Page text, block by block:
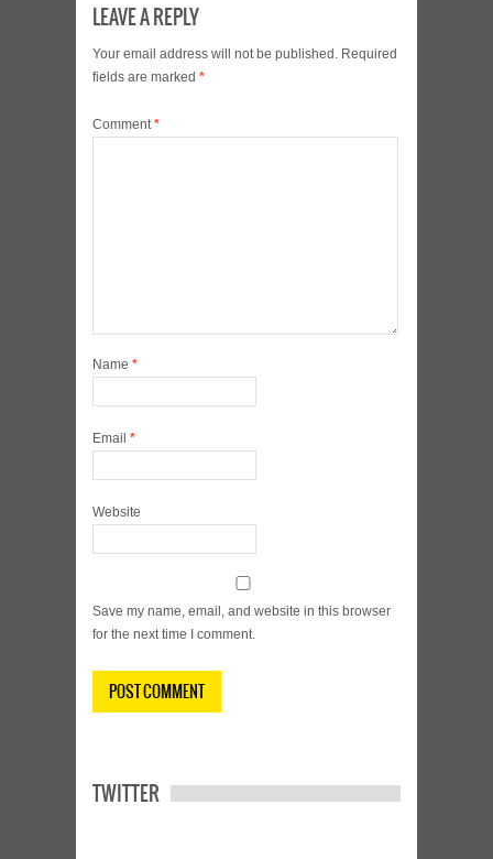
LEAVE A REPLY
Your email address will not be published. Required
fields are marked *
Comment*
Name *
Email *
Website
Save my name, email, and website in this browser
for the next time I comment.
TWITTER